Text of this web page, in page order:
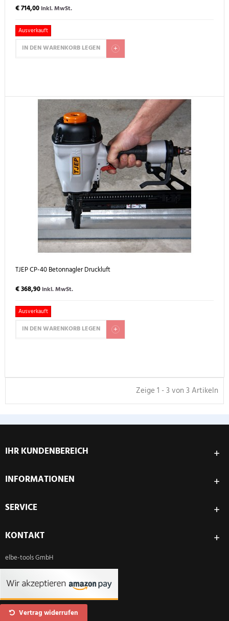
€ 714,00inkl. MwSt.
Ausverkauft
IN DEN WARENKORB LEGEN
TJEP CP-40 Betonnagler Druckluft
€ 368,90inkl. MwSt.
Ausverkauft
IN DEN WARENKORB LEGEN
Zeige 1 - 3 von 3 Artikeln
IHR KUNDENBEREICH
INFORMATIONEN
SERVICE
KONTAKT
elbe-tools GmbH
Vertrag widerrufen